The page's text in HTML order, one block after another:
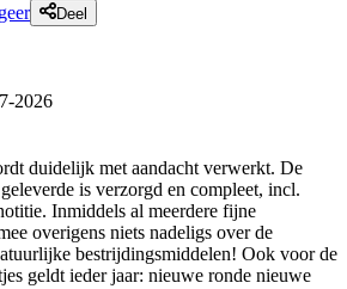
Deel
2026
duidelijk met aandacht verwerkt. De
is verzorgd en compleet, incl.
Inmiddels al meerdere fijne
overigens niets nadeligs over de
bestrijdingsmiddelen! Ook voor de
geldt ieder jaar: nieuwe ronde nieuwe